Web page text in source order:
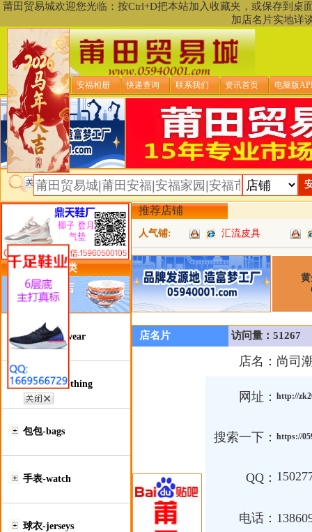
莆田贸易城欢迎您光临：按Ctrl+D把本站加入收藏夹，或保存到
加店名片实地详
贸易城首页 安福相册 快递查询 联系我们 资讯首页 电脑版
类目详细分类
鞋类-Footwear
服装类-Clothing
包包-bags
手表-watch
球衣-jerseys
推荐店铺
人气铺: 汇流皮具
店名片 访问量：51267
店名： 尚司
网址： http://
搜索一下： https://
QQ：
电话：